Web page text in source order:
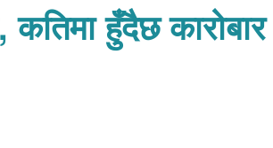
हुँदैछ